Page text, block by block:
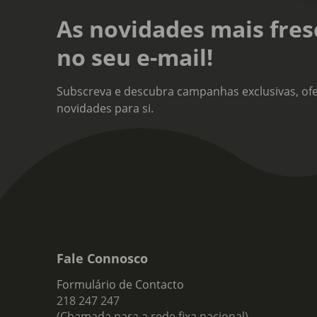
As novidades mais
no seu e-mail!
Subscreva e descubra campanhas exclusivas,
novidades para si.
Fale Connosco
Formulário de Contacto
218 247 247